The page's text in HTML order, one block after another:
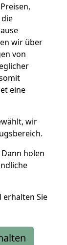
wir über
von
eine
wir
Dann holen
erhalten Sie